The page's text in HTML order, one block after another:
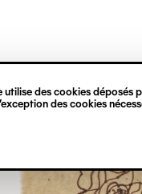
utilise des cookies déposés
des cookies